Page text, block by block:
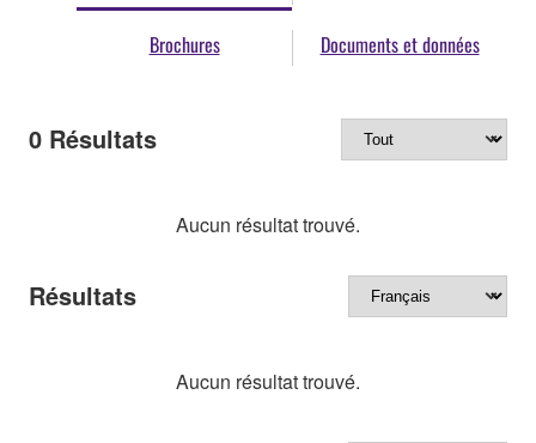
Brochures Documents et données
0 Résultats
Aucun résultat trouvé.
Résultats
Aucun résultat trouvé.